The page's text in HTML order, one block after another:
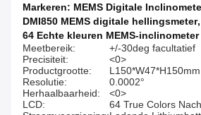
Markeren: MEMS Digitale
DMI850 MEMS digitale hellingsmeter,
64 Echte kleuren MEMS-inclinometer
Meetbereik:
+/-30deg facultatief
Precisiteit:
<0>
Productgrootte:
L150*W47*H150mm
Resolutie:
0.0002°
Herhaalbaarheid:
<0>
LCD:
64 True Colors